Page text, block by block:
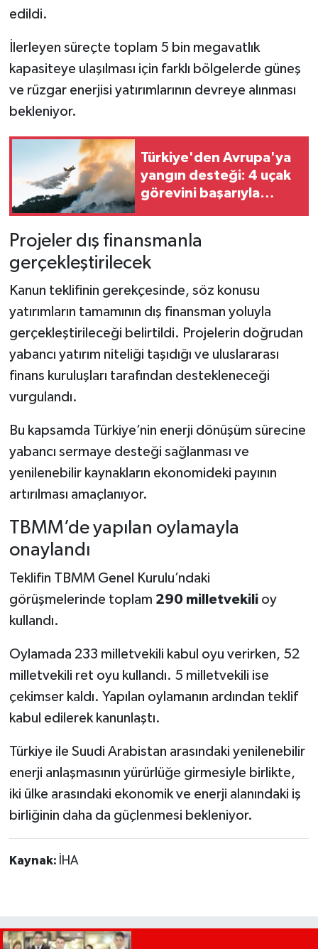
edildi.
İlerleyen süreçte toplam 5 bin megavatlık
kapasiteye ulaşılması için farklı bölgelerde güneş
ve rüzgar enerjisi yatırımlarının devreye alınması
bekleniyor.
Türkiye'den Avrupa'ya
yangın desteği: 4 uçak
görevini başarıyla
Projeler dış finansmanla
gerçekleştirilecek
Kanun teklifinin gerekçesinde, söz konusu
yatırımların tamamının dış finansman yoluyla
gerçekleştirileceği belirtildi. Projelerin doğrudan
yabancı yatırım niteliği taşıdığı ve uluslararası
finans kuruluşları tarafından destekleneceği
vurgulandı.
Bu kapsamda Türkiye’nin enerji dönüşüm sürecine
yabancı sermaye desteği sağlanması ve
yenilenebilir kaynakların ekonomideki payının
artırılması amaçlanıyor.
TBMM’de yapılan oylamayla
onaylandı
Teklifin TBMM Genel Kurulu’ndaki
görüşmelerinde toplam 290 milletvekilioy
kullandı.
Oylamada 233 milletvekili kabul oyu verirken, 52
milletvekili ret oyu kullandı. 5 milletvekili ise
çekimser kaldı. Yapılan oylamanın ardından teklif
kabul edilerek kanunlaştı.
Türkiye ile Suudi Arabistan arasındaki yenilenebilir
enerji anlaşmasının yürürlüğe girmesiyle birlikte,
iki ülke arasındaki ekonomik ve enerji alanındaki iş
birliğinin daha da güçlenmesi bekleniyor.
Kaynak: İHA